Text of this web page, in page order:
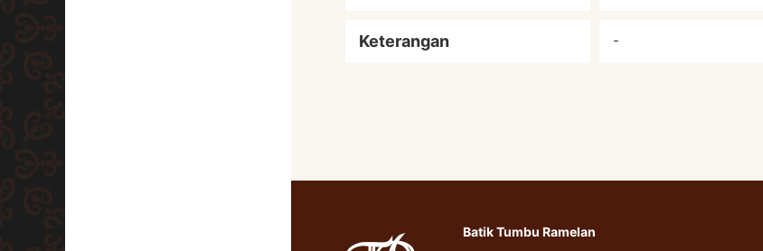
Keterangan -
Batik Tumbu Ramelan